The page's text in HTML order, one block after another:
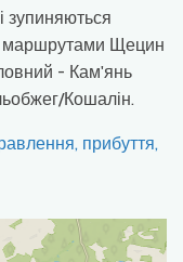
зупиняються
маршрутами Щецин
- Кам'янь
Кошалін.
прибуття,